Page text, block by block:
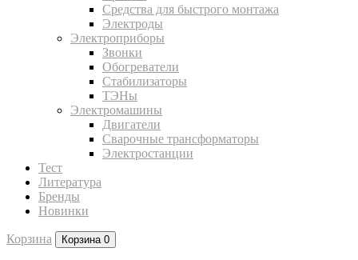
Средства для быстрого монтажа
Электроды
Электроприборы
Звонки
Обогреватели
Стабилизаторы
ТЭНы
Электромашины
Двигатели
Сварочные трансформаторы
Электростанции
Тест
Литература
Бренды
Новинки
Корзина Корзина 0